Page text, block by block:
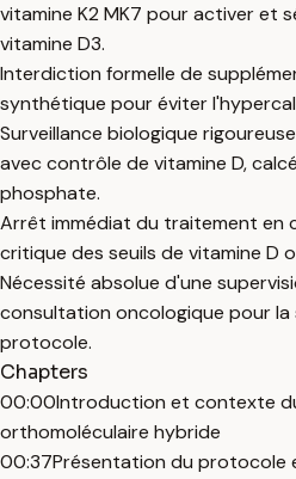
vitamine K2 MK7 pour activer et
vitamine D3.
Interdiction formelle de
synthétique pour éviter
Surveillance biologique
avec contrôle de vitamine D,
phosphate.
Arrêt immédiat du traitement en
critique des seuils de vitamine D
Nécessité absolue d'une
consultation oncologique pour
protocole.
Chapters
00:00Introduction et contexte
orthomoléculaire hybride
00:37Présentation du protocole